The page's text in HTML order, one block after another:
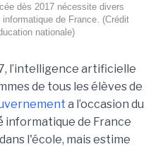
dès 2017 nécessite divers
de France. (Crédit
nationale)
l’intelligence artificielle
de tous les élèves de
a l’occasion du
informatique de France
l'école, mais estime